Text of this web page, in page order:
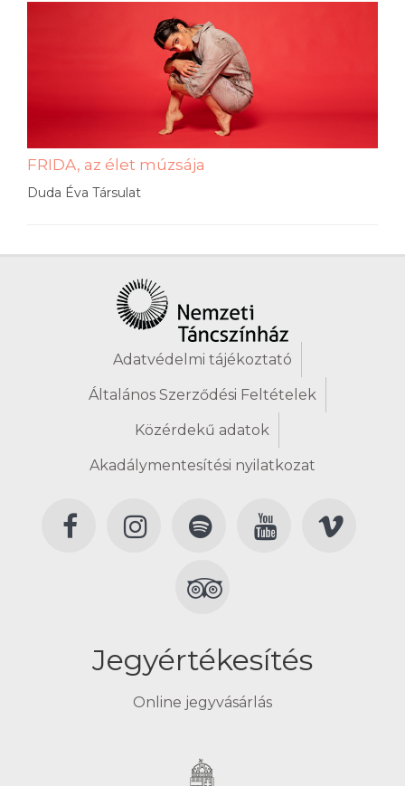
FRIDA, az élet múzsája
Duda Éva Társulat
Adatvédelmi tájékoztató
Általános Szerződési Feltételek
Közérdekű adatok
Akadálymentesítési nyilatkozat
Jegyértékesítés
Online jegyvásárlás